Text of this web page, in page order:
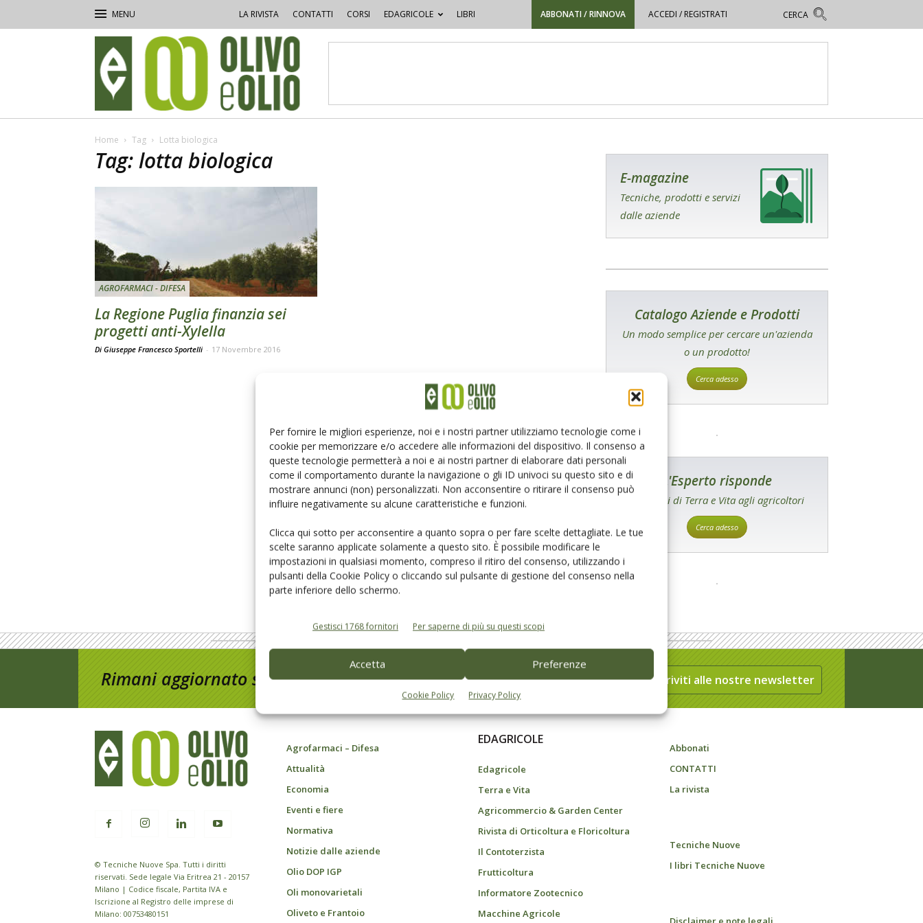
Per fornire le migliori esperienze, noi e i nostri partner utilizziamo tecnologie come i
cookie per memorizzare e/o accedere alle informazioni del dispositivo. Il consenso a
queste tecnologie permetterà a noi e ai nostri partner di elaborare dati personali
come il comportamento durante la navigazione o gli ID univoci su questo sito e di
mostrare annunci (non) personalizzati. Non acconsentire o ritirare il consenso può
influire negativamente su alcune caratteristiche e funzioni.
Clicca qui sotto per acconsentire a quanto sopra o per fare scelte dettagliate. Le tue
scelte saranno applicate solamente a questo sito. È possibile modificare le
impostazioni in qualsiasi momento, compreso il ritiro del consenso, utilizzando i
pulsanti della Cookie Policy o cliccando sul pulsante di gestione del consenso nella
parte inferiore dello schermo.
Gestisci 1768 fornitori Per saperne di più su questi scopi
Accetta Preferenze
Cookie Policy Privacy Policy
LA RIVISTA CONTATTI CORSI EDAGRICOLE LIBRI ABBONATI / RINNOVA ACCEDI / REGISTRATI
e
Olio
Home Tag Lotta biologica
Tag: lotta biologica
AGROFARMACI - DIFESA
La Regione Puglia finanzia sei
progetti anti-Xylella
Di Giuseppe Francesco Sportelli - 17 Novembre 2016
E-magazine
Tecniche, prodotti e servizi
dalle aziende
Catalogo Aziende e Prodotti
Un modo semplice per cercare un'azienda
o un prodotto!
Cerca adesso
L'Esperto risponde
I consigli di Terra e Vita agli agricoltori
Cerca adesso
Rimani aggiornato sul mondo dell’agricoltura Iscriviti alle nostre newsletter
© Tecniche Nuove Spa. Tutti i diritti
riservati. Sede legale Via Eritrea 21 - 20157
Milano | Codice fiscale, Partita IVA e
Iscrizione al Registro delle imprese di
Milano: 00753480151
Agrofarmaci – Difesa
Attualità
Economia
Eventi e fiere
Normativa
Notizie dalle aziende
Olio DOP IGP
Oli monovarietali
Oliveto e Frantoio
EDAGRICOLE
Edagricole
Terra e Vita
Agricommercio & Garden Center
Rivista di Orticoltura e Floricoltura
Il Contoterzista
Frutticoltura
Informatore Zootecnico
Macchine Agricole
Abbonati
CONTATTI
La rivista
Tecniche Nuove
I libri Tecniche Nuove